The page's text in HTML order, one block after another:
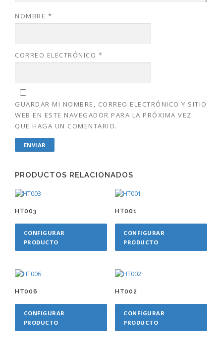
NOMBRE *
CORREO ELECTRÓNICO *
GUARDAR MI NOMBRE, CORREO ELECTRÓNICO Y SITIO
WEB EN ESTE NAVEGADOR PARA LA PRÓXIMA VEZ
QUE HAGA UN COMENTARIO.
PRODUCTOS RELACIONADOS
HT003
CONFIGURAR
PRODUCTO
HT001
CONFIGURAR
PRODUCTO
HT006
CONFIGURAR
PRODUCTO
HT002
CONFIGURAR
PRODUCTO